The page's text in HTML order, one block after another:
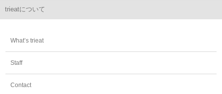
trieatについて
What’s trieat
Staff
Contact